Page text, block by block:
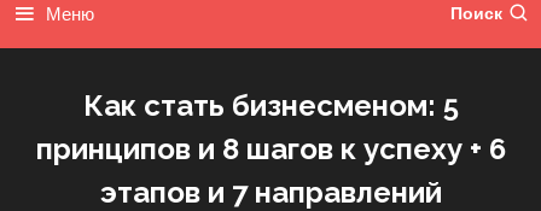
Меню Поиск
Как стать бизнесменом: 5
принципов и 8 шагов к успеху + 6
этапов и 7 направлений